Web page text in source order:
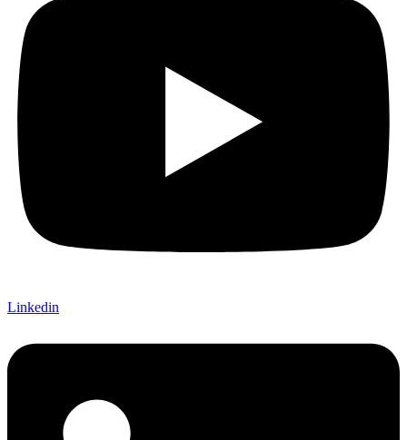
Linkedin